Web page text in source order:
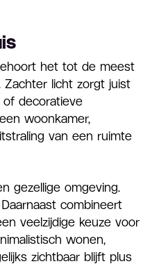
het tot de meest
Zachter licht zorgt juist
of decoratieve
woonkamer,
van een ruimte
gezellige omgeving.
combineert
veelzijdige keuze voor
wonen,
zichtbaar blijft plus